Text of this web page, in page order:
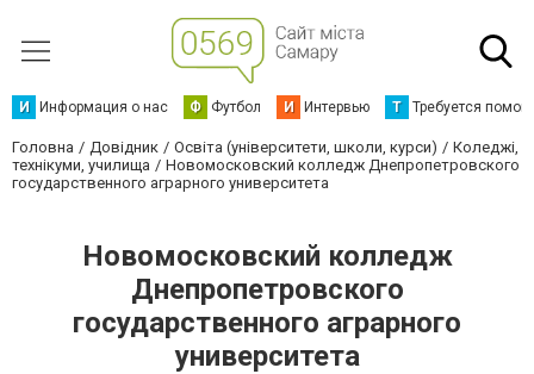
И Информация о нас Ф Футбол И Интервью Т Требуется
Головна Довідник Освіта (університети, школи, курси)
Коледжі,
технікуми, училища
Новомосковский колледж Днепропетровского
государственного аграрного университета
Новомосковский колледж
Днепропетровского
государственного аграрного
университета